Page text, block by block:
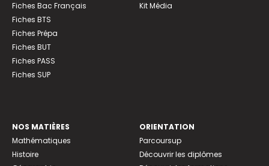
Fiches Bac Français
Fiches BTS
Fiches Prépa
Fiches BUT
Fiches PASS
Fiches SUP
Kit Média
NOS MATIÈRES
Mathématiques
Histoire
ORIENTATION
Parcoursup
Découvrir les diplômes